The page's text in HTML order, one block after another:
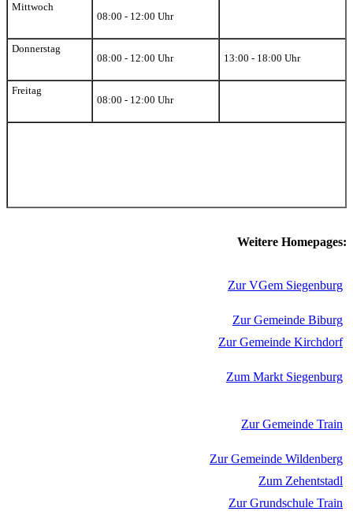
Mittwoch
08:00 - 12:00 Uhr
Donnerstag
08:00 - 12:00 Uhr
13:00 - 18:00 Uhr
Freitag
08:00 - 12:00 Uhr
Weitere Homepages:
Zur VGem Siegenburg
Zur Gemeinde Biburg
Zur Gemeinde Kirchdorf
Zum Markt Siegenburg
Zur Gemeinde Train
Zur Gemeinde Wildenberg
Zum Zehentstadl
Zur Grundschule Train